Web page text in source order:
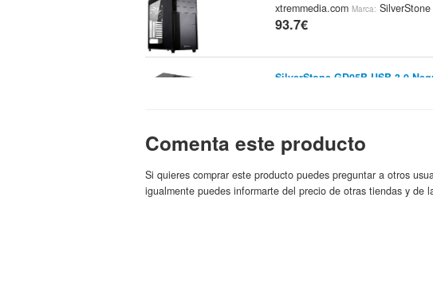
xtremmedia.comMarca: SilverStone
93.7€
SilverStone GD05B USB 3.0
F.a. Silverstone Decathlon
Pci-e 8pin)
Changlonet
94.5€
Comenta este producto
Si quieres comprar este producto puedes preguntar a otros
igualmente puedes informarte del precio de otras tiendas y de